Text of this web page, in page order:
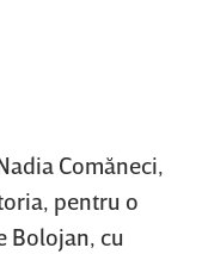
Comăneci,
pentru o
Bolojan, cu